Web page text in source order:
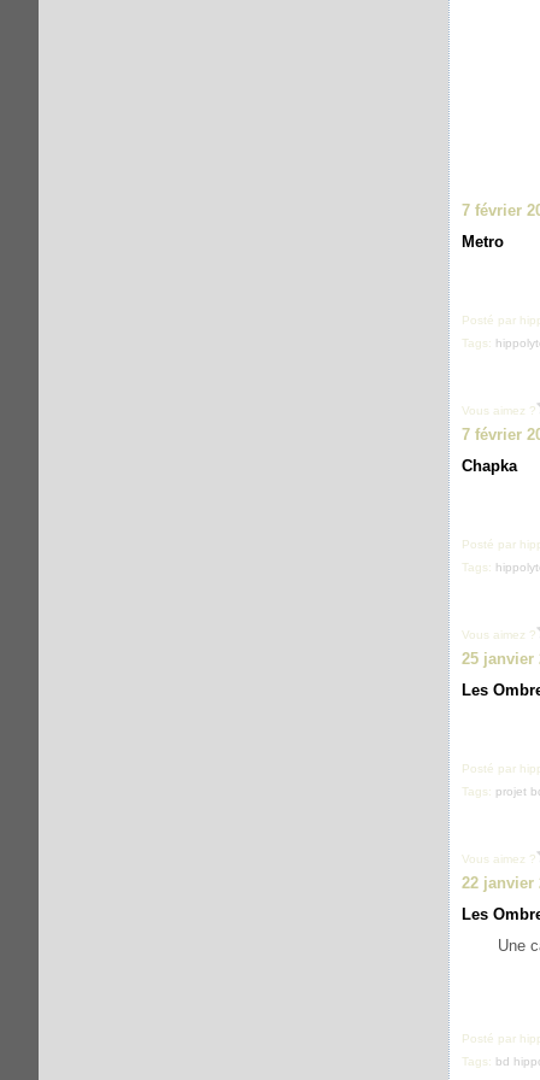
7 février
Metro
Posté par
Tags:
Vous aimez ?
7 février
Chapka
Posté par
Tags:
Vous aimez ?
25 janvier
Les
Posté par
Tags: projet
Vous aimez ?
22 janvier
Les
Une
Posté par
Tags: bd